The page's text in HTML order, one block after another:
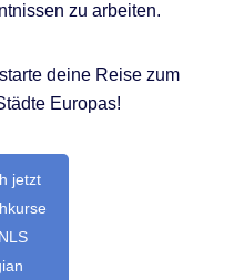
zu arbeiten.
deine Reise zum
Europas!
jetzt